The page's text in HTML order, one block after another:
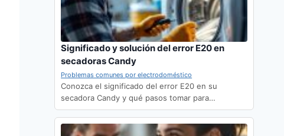
Significado y solución del error E20 en
secadoras Candy
Problemas comunes por electrodoméstico
Conozca el significado del error E20 en su
secadora Candy y qué pasos tomar para…